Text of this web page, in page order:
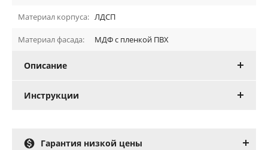
Материал корпуса: ЛДСП
Материал фасада: МДФ с пленкой ПВХ
Описание
Инструкции
 Гарантия низкой цены